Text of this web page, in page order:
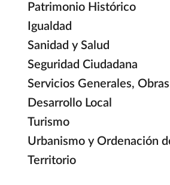
Patrimonio Histórico
Igualdad
Sanidad y Salud
Seguridad Ciudadana
Servicios Generales,
Desarrollo Local
Turismo
Urbanismo y Ordenación
Territorio